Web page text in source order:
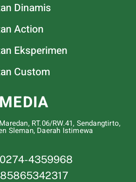
Dinamis
Action
Eksperimen
Custom
RT.06/RW.41, Sendangtirto,
Sleman, Daerah Istimewa
4359968